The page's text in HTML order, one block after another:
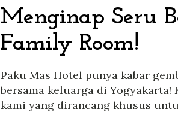
Menginap Seru
Family Room!
Paku Mas Hotel punya kabar
bersama keluarga di
kami yang dirancang khusus